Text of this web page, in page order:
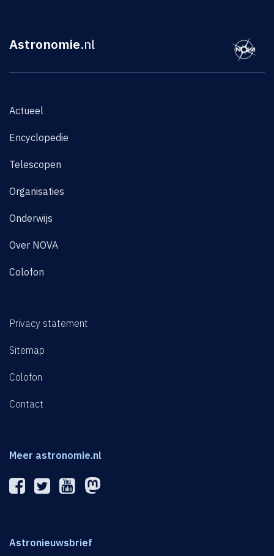
Astronomie.nl
Actueel
Encyclopedie
Telescopen
Organisaties
Onderwijs
Over NOVA
Colofon
Privacy statement
Sitemap
Colofon
Contact
Meer astronomie.nl
Astronieuwsbrief